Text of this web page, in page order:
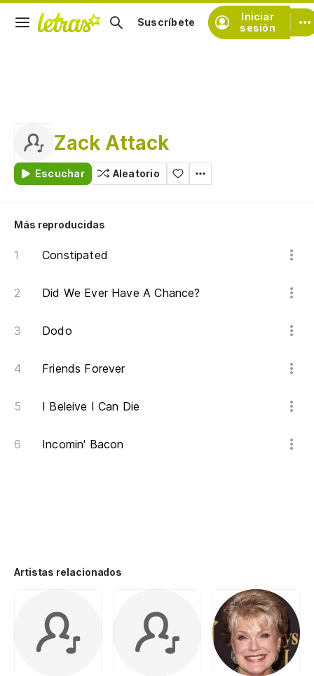
Iniciar
sesión
Suscríbete
Zack Attack
Escuchar Aleatorio
Más reproducidas
Constipated
Did We Ever Have A Chance?
Dodo
Friends Forever
I Beleive I Can Die
Incomin' Bacon
Artistas relacionados